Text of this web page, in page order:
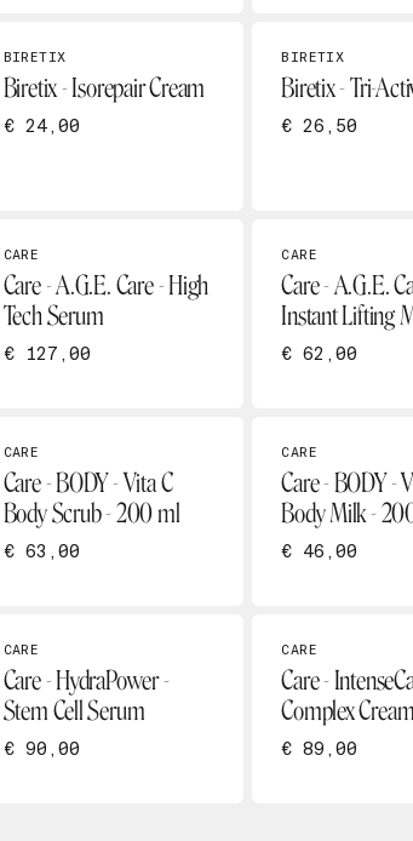
BIRETIX
Biretix - Isorepair Cream
€ 24,00
BIRETIX
Biretix - Tri-
€ 26,50
CARE
Care - A.G.E. Care - High
Tech Serum
€ 127,00
CARE
Care - A.G.E.
Instant Lifting
€ 62,00
CARE
Care - BODY - Vita C
Body Scrub - 200 ml
€ 63,00
CARE
Care - BODY -
Body Milk -
€ 46,00
CARE
Care - HydraPower -
Stem Cell Serum
€ 90,00
CARE
Care -
Complex Cream
€ 89,00